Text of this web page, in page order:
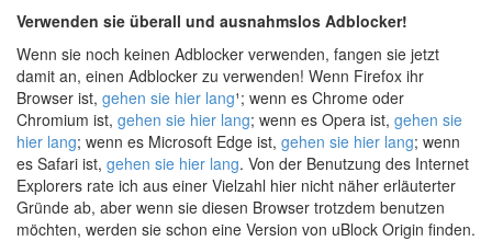
Verwenden sie überall und ausnahmslos Adblocker!
Wenn sie noch keinen Adblocker verwenden, fangen sie jetzt
damit an, einen Adblocker zu verwenden! Wenn Firefox ihr
Browser ist, gehen sie hier lang¹; wenn es Chrome oder
Chromium ist, gehen sie hier lang; wenn es Opera ist, gehen sie
hier lang; wenn es Microsoft Edge ist, gehen sie hier lang; wenn
es Safari ist, gehen sie hier lang. Von der Benutzung des Internet
Explorers rate ich aus einer Vielzahl hier nicht näher erläuterter
Gründe ab, aber wenn sie diesen Browser trotzdem benutzen
möchten, werden sie schon eine Version von uBlock Origin finden.